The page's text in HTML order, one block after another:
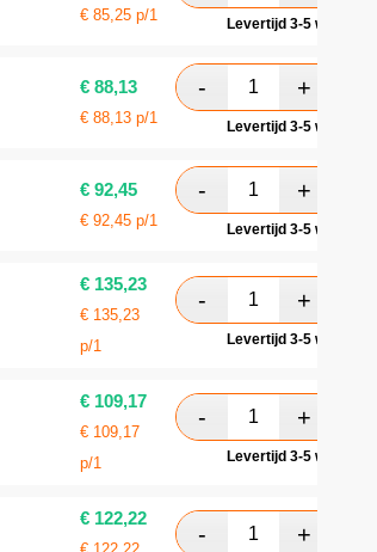
€ 85,25 p/1 Levertijd 3-5
€ 88,13
€ 88,13 p/1 Levertijd 3-5
€ 92,45
€ 92,45 p/1 Levertijd 3-5
€ 135,23
€ 135,23
p/1
Levertijd 3-5
€ 109,17
€ 109,17
p/1
Levertijd 3-5
€ 122,22